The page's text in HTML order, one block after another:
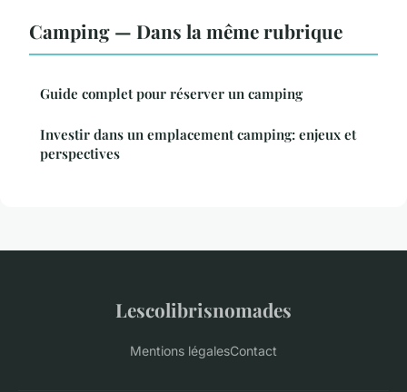
Camping — Dans la même rubrique
Guide complet pour réserver un camping
Investir dans un emplacement camping: enjeux et
perspectives
Lescolibrisnomades
Mentions légalesContact